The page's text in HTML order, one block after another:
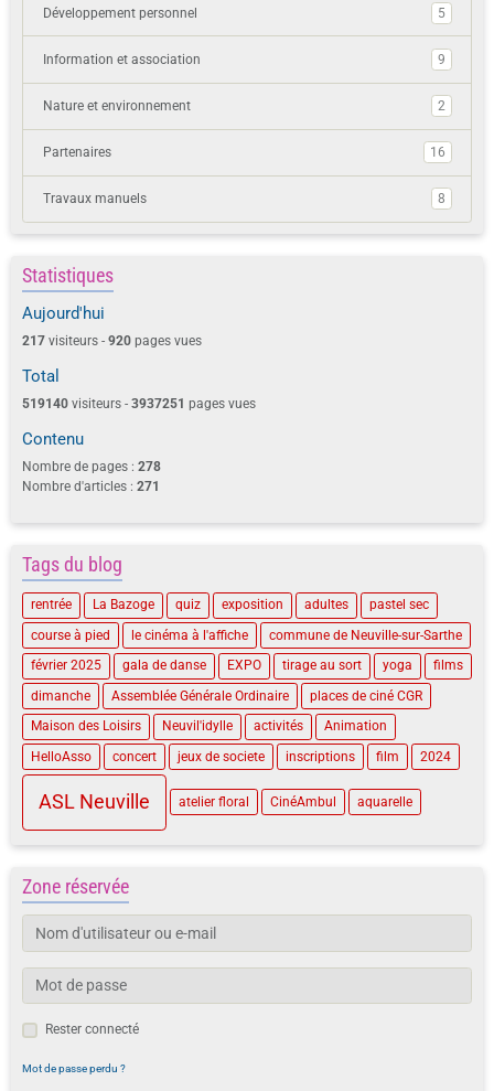
Développement personnel 5
Information et association 9
Nature et environnement 2
Partenaires 16
Travaux manuels 8
Statistiques
Aujourd'hui
217 visiteurs - 920 pages vues
Total
519140 visiteurs - 3937251 pages vues
Contenu
Nombre de pages : 278
Nombre d'articles : 271
Tags du blog
rentrée La Bazoge quiz exposition adultes
pastel sec
course à pied
le cinéma à l'affiche
commune de Neuville-sur-Sarthe
février 2025
gala de danse EXPO tirage au sort yoga
films
dimanche
Assemblée Générale Ordinaire
places de ciné CGR
Maison des Loisirs
Neuvil'idylle activités
Animation
HelloAsso
concert jeux de societe inscriptions film 2024
ASL Neuville atelier floral CinéAmbul aquarelle
Zone réservée
Rester connecté
Mot de passe perdu ?